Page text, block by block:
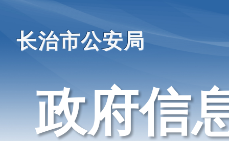
长治市公安局
政府信